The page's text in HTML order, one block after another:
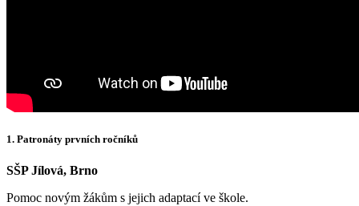
1. Patronáty prvních ročníků
SŠP Jílová, Brno
Pomoc novým žákům s jejich adaptací ve škole.